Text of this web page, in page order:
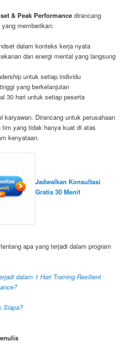
& Peak Performance dirancang
memberikan:
dalam konteks kerja nyata
dan energi mental yang langsung
untuk setiap individu
yang berkelanjutan
30 hari untuk setiap peserta
karyawan. Dirancang untuk perusahaan
yang tidak hanya kuat di atas
kenyataan.
Jadwalkan Konsultasi
Gratis 30 Menit
apa yang terjadi dalam program
dalam 1 Hari Training Resilient
Siapa?